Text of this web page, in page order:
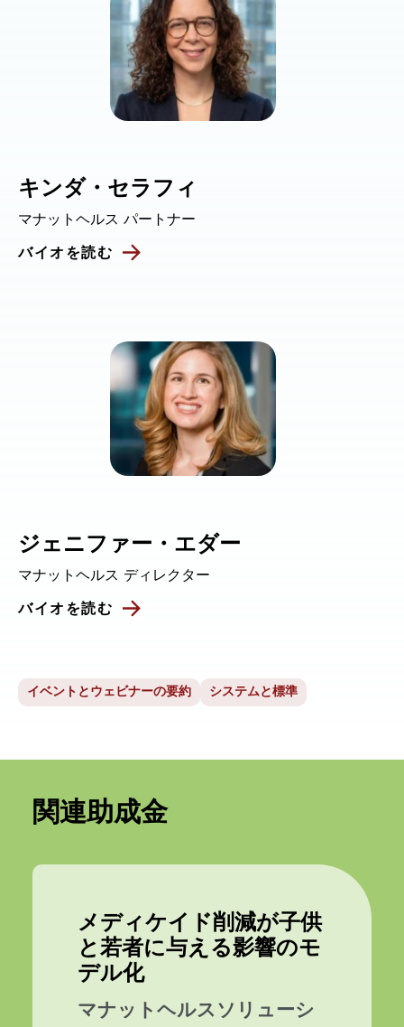
キンダ・セラフィ
マナットヘルス パートナー
バイオを読む
ジェニファー・エダー
マナットヘルス ディレクター
バイオを読む
イベントとウェビナーの要約 システムと標準
関連助成金
メディケイド削減が子供
と若者に与える影響のモ
デル化
マナットヘルスソリューシ